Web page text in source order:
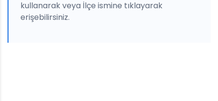
kullanarak veya İlçe ismine tıklayarak
erişebilirsiniz.